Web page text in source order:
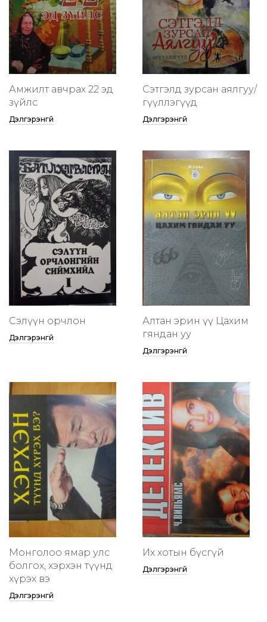
Амжилт авчрах 22 эд
зүйлс
Дэлгэрэнгүй
Сэтгэлд зурсан аялгуу/
өгүүллэгүүд
Дэлгэрэнгүй
Сэлүүн орчлон
Дэлгэрэнгүй
Алтан эрин үү Цахим
гяндан уу
Дэлгэрэнгүй
Монголоо ямар улс
болгох, хэрхэн түүнд
хүрэх вэ
Дэлгэрэнгүй
Их хотын бүсгүй
Дэлгэрэнгүй